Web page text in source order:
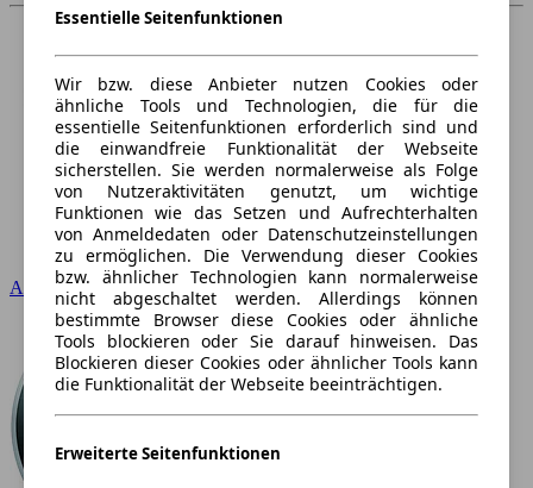
Audi
Essentielle Seitenfunktionen
Wir bzw. diese Anbieter nutzen Cookies oder
ähnliche Tools und Technologien, die für die
essentielle Seitenfunktionen erforderlich sind und
die einwandfreie Funktionalität der Webseite
sicherstellen. Sie werden normalerweise als Folge
von Nutzeraktivitäten genutzt, um wichtige
Funktionen wie das Setzen und Aufrechterhalten
von Anmeldedaten oder Datenschutzeinstellungen
zu ermöglichen. Die Verwendung dieser Cookies
bzw. ähnlicher Technologien kann normalerweise
nicht abgeschaltet werden. Allerdings können
bestimmte Browser diese Cookies oder ähnliche
Tools blockieren oder Sie darauf hinweisen. Das
Blockieren dieser Cookies oder ähnlicher Tools kann
die Funktionalität der Webseite beeinträchtigen.
Erweiterte Seitenfunktionen